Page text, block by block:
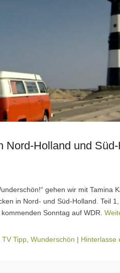
Nord-Holland und
gehen wir mit Tamina
in Nord- und Süd-Holland. Teil 1,
Sonntag auf WDR.
TV Tipp Wunderschön | Hinterlasse